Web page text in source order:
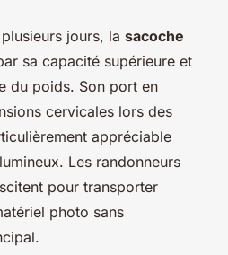
jours, la sacoche
sa capacité supérieure et
du poids. Son port en
cervicales lors des
appréciable
Les randonneurs
pour transporter
photo sans